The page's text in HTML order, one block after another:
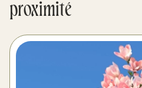
proximité